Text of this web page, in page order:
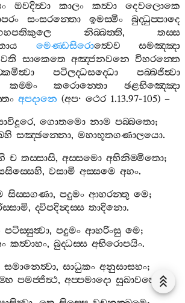
ඔවදිත්‍වා කාලං කත්‍වා
දෙවලොකෙ
සංසරන‍්තො ඉමස‍්මිං
බුද‍්ධුප‍්පාදෙ
නිබ‍්බත‍්ති, තස‍්ස
මෙණ‍්ඩසිරොත්‍වෙව
සමඤ‍්ඤා
සාකෙතෙ අඤ‍්ජනවනෙ විහරන‍්තෙ
පටිලද‍්ධසද‍්ධො
පබ‍්බජිත්‍වා
කම‍්මං කරොන‍්තො
ඡළභිඤ‍්ඤො
අපදානෙ (අප· ථෙර1.13.97-105) –
,ගොතමො නාම පබ‍්බතො;
සඤ‍්ඡන‍්නො,මහාභූතගණාලයො.
ච තස‍්සාසි,අස‍්සමො අභිනිම‍්මිතො;
,වසාමි අස‍්සමෙ අහං.
සිස‍්සගණා,පදුමං ආහරන‍්තු මෙ;
,ද‍්විපදින්‍දස‍්ස තාදිනො.
පටිස‍්සුත්‍වා,පදුමං ආහරිංසු මෙ;
කත්‍වාහං,බුද‍්ධස‍්ස අභිරොපයිං.
සමානෙත්‍වා,සාධුකං අනුසාසහං;
පමජ‍්ජිත්‍ථ,අප‍්පමාදො සුඛාවහො.